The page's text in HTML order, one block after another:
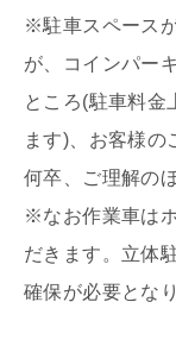
※駐車スペース
が、コインパー
ところ(駐車料金
ます)、お客様の
何卒、ご理解の
※なお作業車は
だきます。立体
確保が必要とな